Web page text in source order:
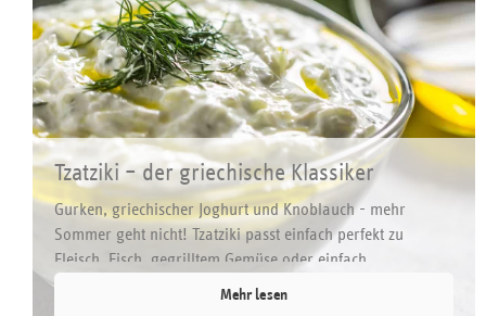
Tzatziki – der griechische Klassiker
Gurken, griechischer Joghurt und Knoblauch - mehr
Sommer geht nicht! Tzatziki passt einfach perfekt zu
Fleisch, Fisch, gegrilltem Gemüse oder einfach ...
Mehr lesen